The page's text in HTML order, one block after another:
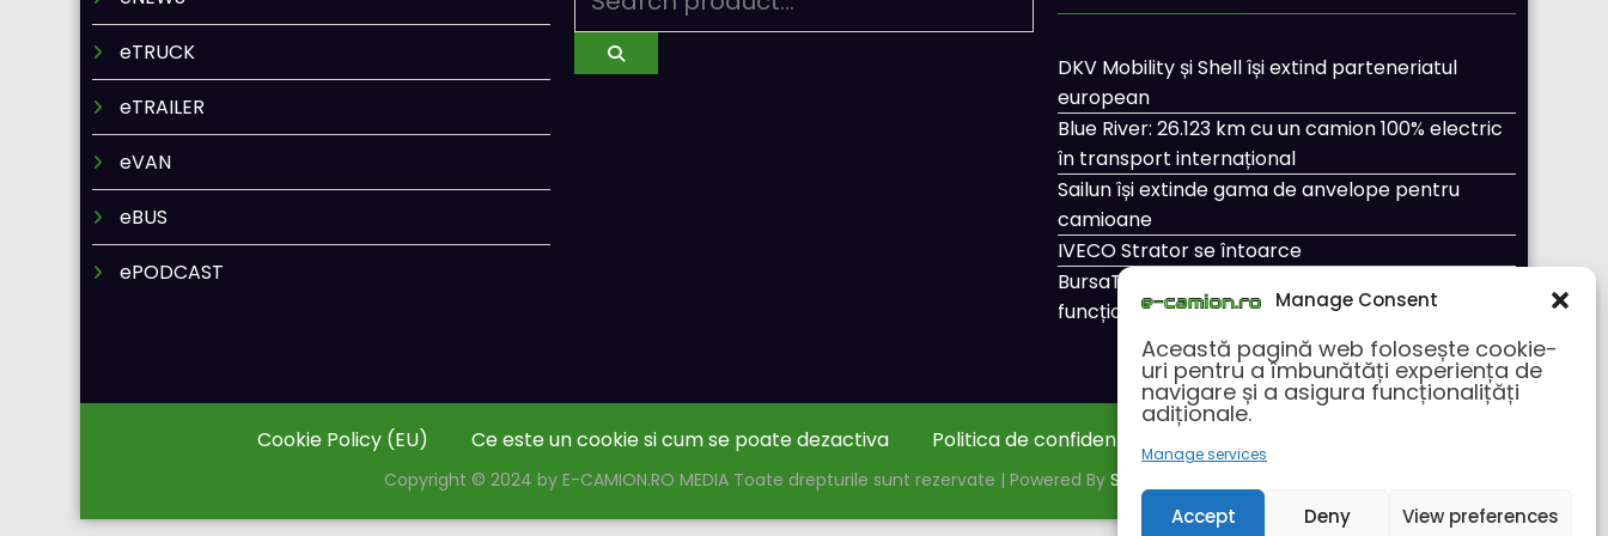
Manage Consent
Această pagină web folosește cookie-
uri pentru a îmbunătăți experiența de
navigare și a asigura funcționalițăți
adiționale.
Manage services
Accept Deny View preferences
eTRUCK
eTRAILER
eVAN
eBUS
ePODCAST
DKV Mobility și Shell își extind parteneriatul
european
Blue River: 26.123 km cu un camion 100% electric
în transport internațional
Sailun își extinde gama de anvelope pentru
camioane
IVECO Strator se întoarce
BursaTransport/123cargo introduce o nouă
funcționalitate
Cookie Policy (EU) Ce este un cookie si cum se poate dezactiva Politica de confidentialitate
Copyright © 2024 by E-CAMION.RO MEDIA Toate drepturile sunt rezervate | Powered By SpiceThemes